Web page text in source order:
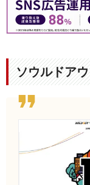
–
–
ン
電話番号
トサイトUR
事
ソウルドア